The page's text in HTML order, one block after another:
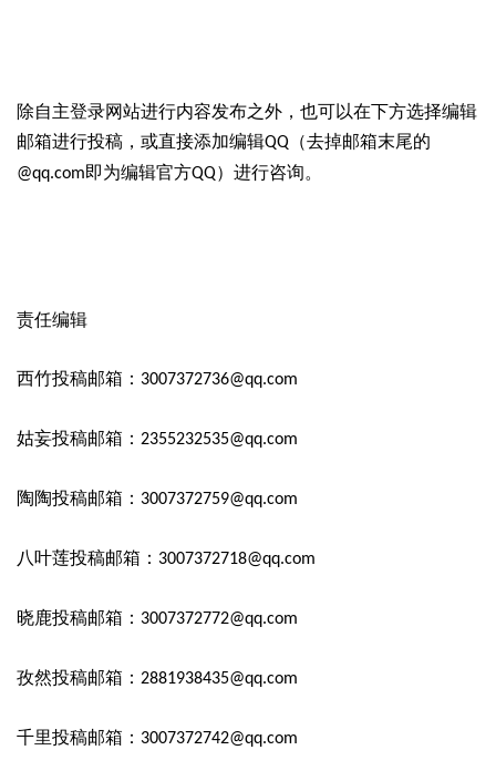
除自主登录网站进行内容发布之外，也可以在下方选择编辑
邮箱进行投稿，或直接添加编辑QQ （去掉邮箱末尾的
@qq.com即为编辑官方QQ）进行咨询。
责任编辑
西竹投稿邮箱： 3007372736@qq.com
姑妄投稿邮箱： 2355232535@qq.com
陶陶投稿邮箱： 3007372759@qq.com
八叶莲投稿邮箱： 3007372718@qq.com
晓鹿投稿邮箱： 3007372772@qq.com
孜然投稿邮箱： 2881938435@qq.com
千里投稿邮箱： 3007372742@qq.com